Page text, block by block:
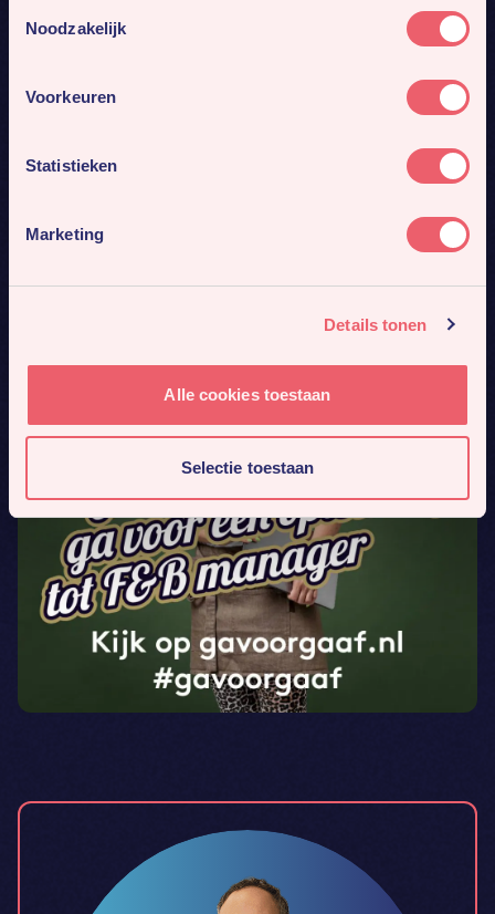
Noodzakelijk
Voorkeuren
Statistieken
Marketing
Details tonen
Alle cookies toestaan
Selectie toestaan